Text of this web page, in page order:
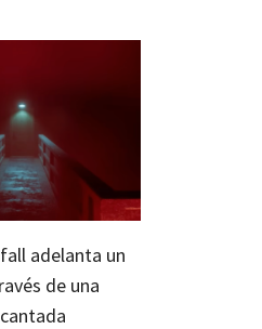
adelanta un
de una